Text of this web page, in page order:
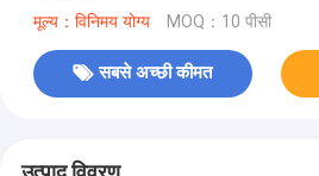
मूल्य：विनिमय योग्य MOQ：10 पीसी
सबसे अच्छी कीमत